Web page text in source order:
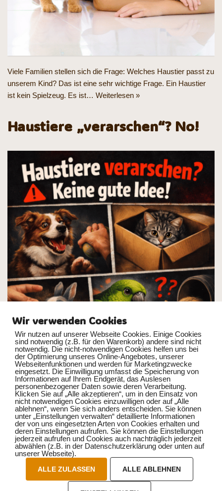
Viele Familien stellen sich die Frage: Welches Haustier passt zu
unserem Kind? Das ist eine sehr wichtige Frage. Ein Haustier
ist kein Spielzeug. Es ist… Weiterlesen »
Haustiere „verarschen“? No!
Ein Haustier ist kein Spielzeug. Es hat Gefühle, genau wie du.
Vielleicht hast du schon mal gesehen, wie jemand seinem Hund
eine falsche Leckerlispur gelegt…Weiterlesen »
1 2 3 … 8 Weiter »
Wir verwenden Cookies
Wir nutzen auf unserer Webseite Cookies. Einige Cookies
sind notwendig (z.B. für den Warenkorb) andere sind nicht
notwendig. Die nicht-notwendigen Cookies helfen uns bei
der Optimierung unseres Online-Angebotes, unserer
Webseitenfunktionen und werden für Marketingzwecke
eingesetzt. Die Einwilligung umfasst die Speicherung von
Informationen auf Ihrem Endgerät, das Auslesen
personenbezogener Daten sowie deren Verarbeitung.
Klicken Sie auf „Alle akzeptieren“, um in den Einsatz von
nicht notwendigen Cookies einzuwilligen oder auf „Alle
ablehnen“, wenn Sie sich anders entscheiden. Sie können
unter „Einstellungen verwalten“ detaillierte Informationen
der von uns eingesetzten Arten von Cookies erhalten und
deren Einstellungen aufrufen. Sie können die Einstellungen
jederzeit aufrufen und Cookies auch nachträglich jederzeit
abwählen (z.B. in der Datenschutzerklärung oder unten auf
unserer Webseite).
ALLE ZULASSEN ALLE ABLEHNEN